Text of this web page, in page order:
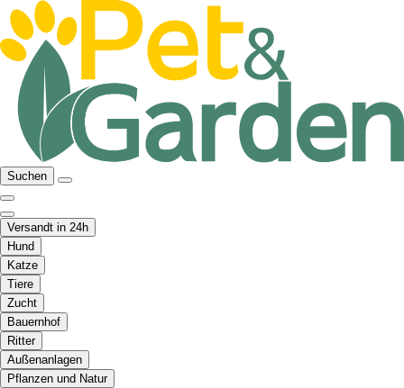
Suchen
Versandt in 24h
Hund
Katze
Tiere
Zucht
Bauernhof
Ritter
Außenanlagen
Pflanzen und Natur